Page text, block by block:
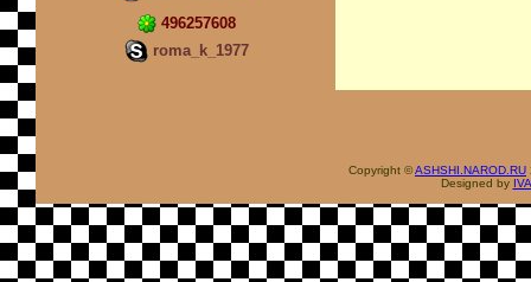
496257608
roma_k_1977
Copyright ©ASHSHI.NAROD.RU
Designed by